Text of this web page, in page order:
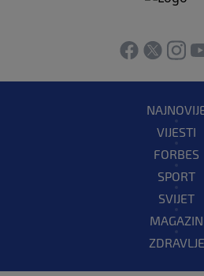
VIJESTI
FORBES
SPORT
SVIJET
MAGAZIN
ZDRAVLJE